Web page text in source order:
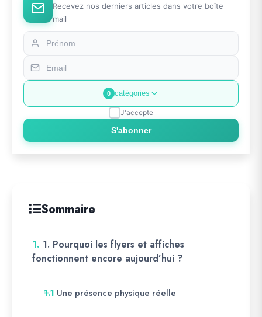
Recevez nos derniers articles dans votre boîte
mail
0 catégories
J'accepte
S'abonner
Sommaire
1. 1. Pourquoi les flyers et affiches
fonctionnent encore aujourd’hui ?
1.1 Une présence physique réelle